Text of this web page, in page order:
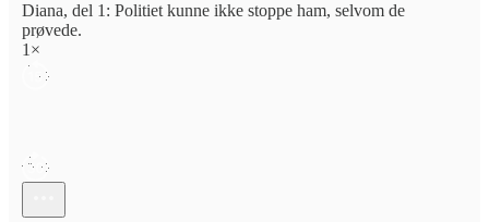
Diana, del 1: Politiet kunne ikke stoppe ham, selvom de
prøvede.
1×